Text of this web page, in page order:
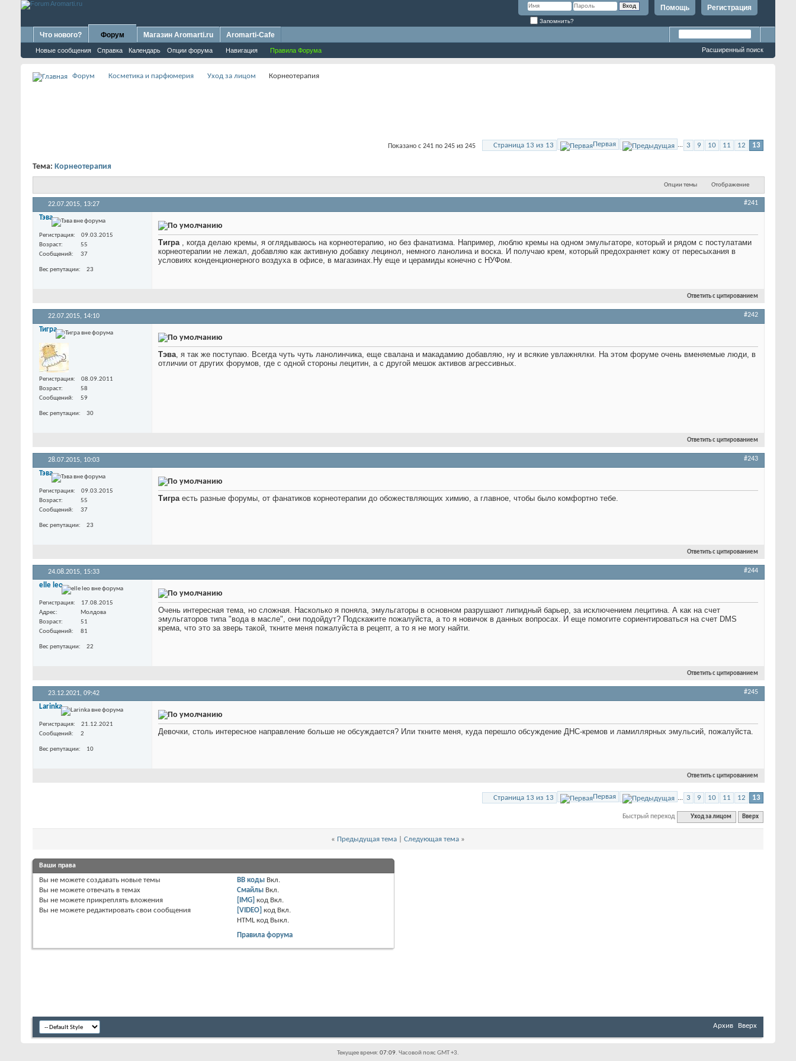
Регистрация
Помощь
Запомнить?
Что нового? Форум
Новые сообщения Справка Календарь Опции форума Навигация Правила Форума
Магазин Aromarti.ru Aromarti-Cafe
Расширенный поиск
Форум Косметика и парфюмерия Уход за лицом Корнеотерапия
Страница 13 из 13 Первая ... 3 9 10 11 12 13
Показано с 241 по 245 из 245
Тема: Корнеотерапия
Опции темы Отображение
22.07.2015, 13:27 #241
Тэва
Регистрация
09.03.2015
Возраст
55
Сообщений
37
Вес репутации 23
Тигра, когда делаю кремы, я оглядываюсь на корнеотерапию, но без фанатизма. Например, люблю кремы на одном эмульгаторе, который и рядом с постулатами
корнеотерапии не лежал, добавляю как активную добавку лецинол, немного ланолина и воска. И получаю крем, который предохраняет кожу от пересыхания в
условиях конденционерного воздуха в офисе, в магазинах.Ну еще и церамиды конечно с НУФом.
Ответить с цитированием
22.07.2015, 14:10 #242
Тигра
Регистрация
08.09.2011
Возраст
58
Сообщений
59
Вес репутации 30
Тэва, я так же поступаю. Всегда чуть чуть ланолинчика, еще свалана и макадамию добавляю, ну и всякие увлажнялки. На этом форуме очень вменяемые люди, в
отличии от других форумов, где с одной стороны лецитин, а с другой мешок активов агрессивных.
Ответить с цитированием
28.07.2015, 10:03 #243
Тэва
Регистрация
09.03.2015
Возраст
55
Сообщений
37
Вес репутации 23
Тигра есть разные форумы, от фанатиков корнеотерапии до обожествляющих химию, а главное, чтобы было комфортно тебе.
Ответить с цитированием
24.08.2015, 15:33 #244
elle leo
Регистрация
17.08.2015
Адрес
Молдова
Возраст
51
Сообщений
81
Вес репутации 22
Очень интересная тема, но сложная. Насколько я поняла, эмульгаторы в основном разрушают липидный барьер, за исключением лецитина. А как на счет
эмульгаторов типа "вода в масле", они подойдут? Подскажите пожалуйста, а то я новичок в данных вопросах. И еще помогите сориентироваться на счет DMS
крема, что это за зверь такой, ткните меня пожалуйста в рецепт, а то я не могу найти.
Ответить с цитированием
23.12.2021, 09:42 #245
Larinka
Регистрация
21.12.2021
Сообщений
2
Вес репутации 10
Девочки, столь интересное направление больше не обсуждается? Или ткните меня, куда перешло обсуждение ДНС-кремов и ламиллярных эмульсий, пожалуйста.
Ответить с цитированием
Страница 13 из 13 Первая ... 3 9 10 11 12 13
Быстрый переход Уход за лицом Вверх
« Предыдущая тема Следующая тема »
Ваши права
Вы не можете создавать новые темы
Вы не можете отвечать в темах
Вы не можете прикреплять вложения
Вы не можете редактировать свои сообщения
BB коды Вкл.
Смайлы Вкл.
[IMG] код Вкл.
[VIDEO] код Вкл.
HTML код Выкл.
Правила форума
Архив Вверх
Текущее время: 07:09. Часовой пояс GMT +3.